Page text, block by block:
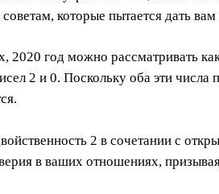
советам, которые пытается дать
2020 год можно рассматривать
2 и 0. Поскольку оба эти
2 в сочетании с
в ваших отношениях,